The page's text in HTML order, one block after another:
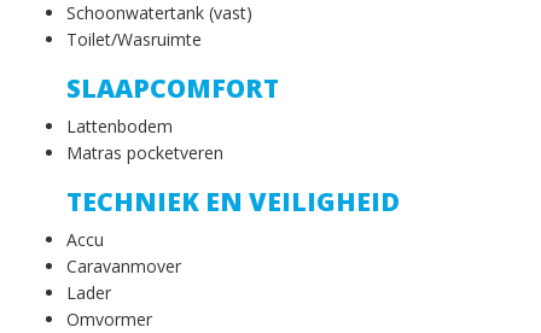
Schoonwatertank (vast)
Toilet/Wasruimte
SLAAPCOMFORT
Lattenbodem
Matras pocketveren
TECHNIEK EN VEILIGHEID
Accu
Caravanmover
Lader
Omvormer